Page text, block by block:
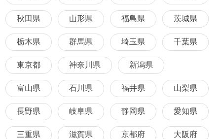
秋田県 山形県 福島県 茨城県
栃木県 群馬県 埼玉県 千葉県
東京都 神奈川県 新潟県
富山県 石川県 福井県 山梨県
長野県 岐阜県 静岡県 愛知県
三重県 滋賀県 京都府 大阪府